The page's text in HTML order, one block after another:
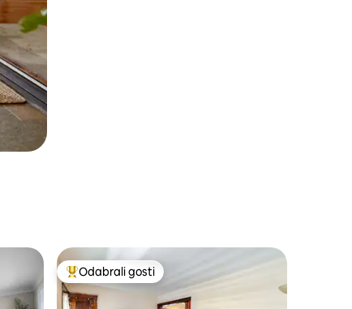
Među najviše rangiranima s oznakom „Odabrali gosti”
Odabrali gosti